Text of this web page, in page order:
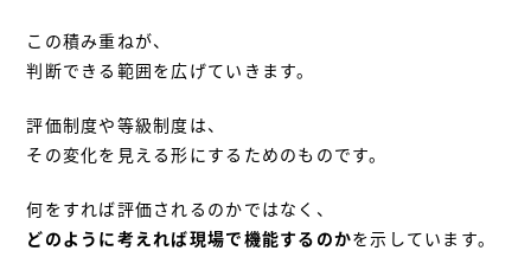
この積み重ねが、
判断できる範囲を広げていきます。
評価制度や等級制度は、
その変化を見える形にするためのものです。
何をすれば評価されるのかではなく、
どのように考えれば現場で機能するのかを示しています。